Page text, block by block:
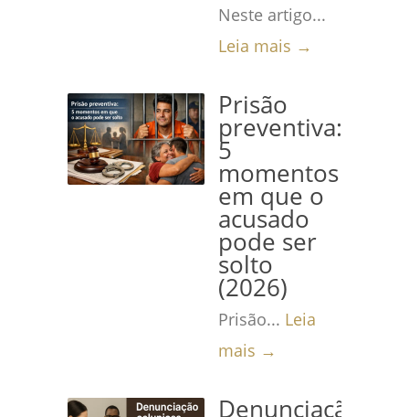
Neste artigo...
Leia mais →
Prisão
preventiva:
5
momentos
em que o
acusado
pode ser
solto
(2026)
Prisão... Leia
mais →
Denunciação